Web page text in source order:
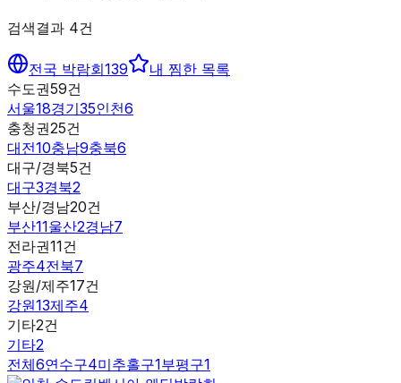
검색결과 4건
전국 박람회139
내 찜한 목록
수도권59건
서울18경기35인천6
충청권25건
대전10충남9충북6
대구/경북5건
대구3경북2
부산/경남20건
부산11울산2경남7
전라권11건
광주4전북7
강원/제주17건
강원13제주4
기타2건
기타2
전체6연수구4미추홀구1부평구1